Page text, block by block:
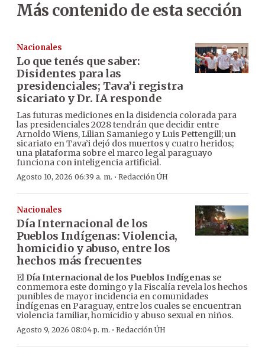
Más contenido de esta sección
Nacionales
Lo que tenés que saber:
Disidentes para las
presidenciales; Tava’i registra
sicariato y Dr. IA responde
Las futuras mediciones en la disidencia colorada para
las presidenciales 2028 tendrán que decidir entre
Arnoldo Wiens, Lilian Samaniego y Luis Pettengill; un
sicariato en Tava’i dejó dos muertos y cuatro heridos;
una plataforma sobre el marco legal paraguayo
funciona con inteligencia artificial.
Agosto 10, 2026 06:39 a. m. · Redacción ÚH
Nacionales
Día Internacional de los
Pueblos Indígenas: Violencia,
homicidio y abuso, entre los
hechos más frecuentes
El Día Internacional de los Pueblos Indígenas se
conmemora este domingo y la Fiscalía revela los hechos
punibles de mayor incidencia en comunidades
indígenas en Paraguay, entre los cuales se encuentran
violencia familiar, homicidio y abuso sexual en niños.
Agosto 9, 2026 08:04 p. m. · Redacción ÚH